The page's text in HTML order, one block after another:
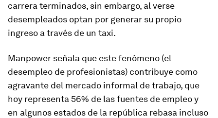
carrera terminados, sin embargo, al verse
desempleados optan por generar su propio
ingreso a través de un taxi.
Manpower señala que este fenómeno (el
desempleo de profesionistas) contribuye como
agravante del mercado informal de trabajo, que
hoy representa 56% de las fuentes de empleo y
en algunos estados de la república rebasa incluso